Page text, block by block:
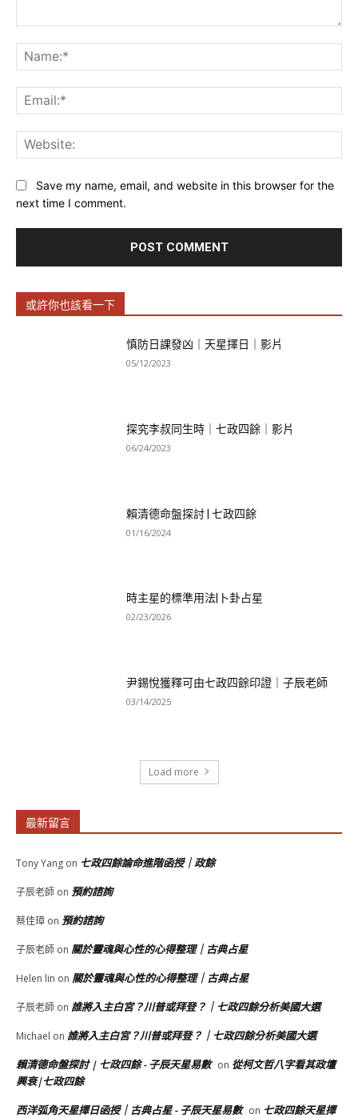
Save my name, email, and website in this browser for the
next time I comment.
或許你也該看一下
慎防日課發凶｜天星擇日｜影片
05/12/2023
探究李叔同生時｜七政四餘｜影片
06/24/2023
賴清德命盤探討 | 七政四餘
01/16/2024
時主星的標準用法|卜卦占星
02/23/2026
尹錫悅獲釋可由七政四餘印證｜子辰老師
03/14/2025
Load more
最新留言
Tony Yang on 七政四餘論命進階函授｜政餘
子辰老師 on 預約諮詢
蔡佳璋 on 預約諮詢
子辰老師 on 關於靈魂與心性的心得整理｜古典占星
Helen lin on 關於靈魂與心性的心得整理｜古典占星
子辰老師 on 誰將入主白宮？川普或拜登？｜七政四餘分析美國大選
Michael on 誰將入主白宮？川普或拜登？｜七政四餘分析美國大選
賴清德命盤探討 | 七政四餘 - 子辰天星易數 on 從柯文哲八字看其政壇
興衰|七政四餘
西洋弧角天星擇日函授｜古典占星 - 子辰天星易數 on 七政四餘天星擇